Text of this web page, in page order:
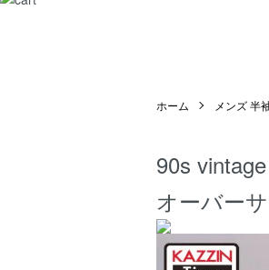
ホーム メンズ 半
90s
オーバー